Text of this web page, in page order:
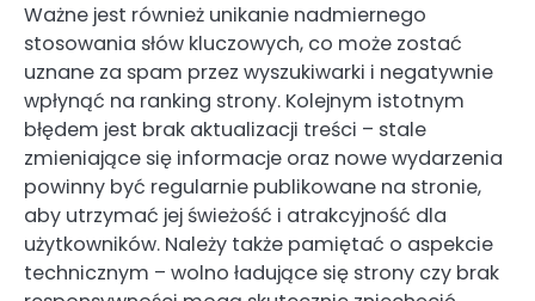
Ważne jest również unikanie nadmiernego
stosowania słów kluczowych, co może zostać
uznane za spam przez wyszukiwarki i negatywnie
wpłynąć na ranking strony. Kolejnym istotnym
błędem jest brak aktualizacji treści – stale
zmieniające się informacje oraz nowe wydarzenia
powinny być regularnie publikowane na stronie,
aby utrzymać jej świeżość i atrakcyjność dla
użytkowników. Należy także pamiętać o aspekcie
technicznym – wolno ładujące się strony czy brak